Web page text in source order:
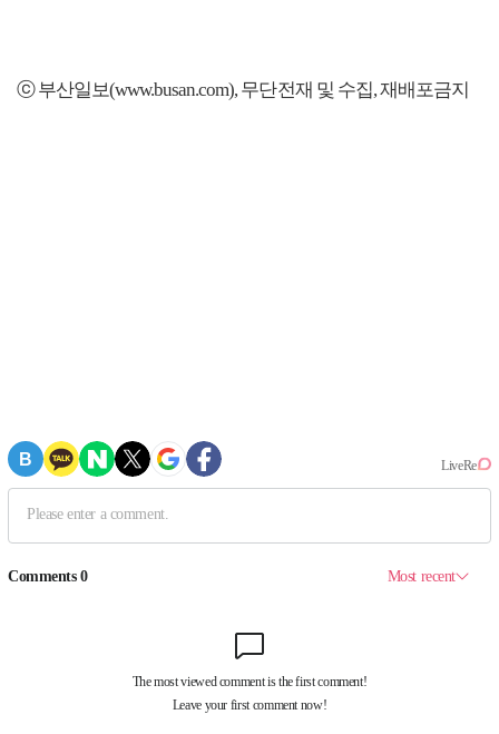
ⓒ 부산일보(www.busan.com), 무단전재 및 수집, 재배포금지